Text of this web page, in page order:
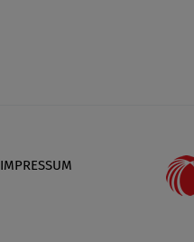
IMPRESSUM